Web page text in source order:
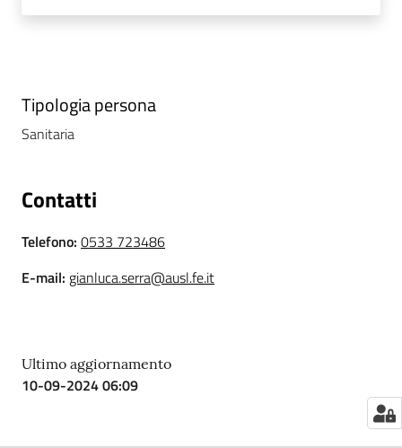
z
a
r
i
à
d
i
g
e
e
Tipologia persona
Sanitaria
Contatti
Telefono: 0533 723486
E-mail: gianluca.serra@ausl.fe.it
Ultimo aggiornamento
10-09-2024 06:09